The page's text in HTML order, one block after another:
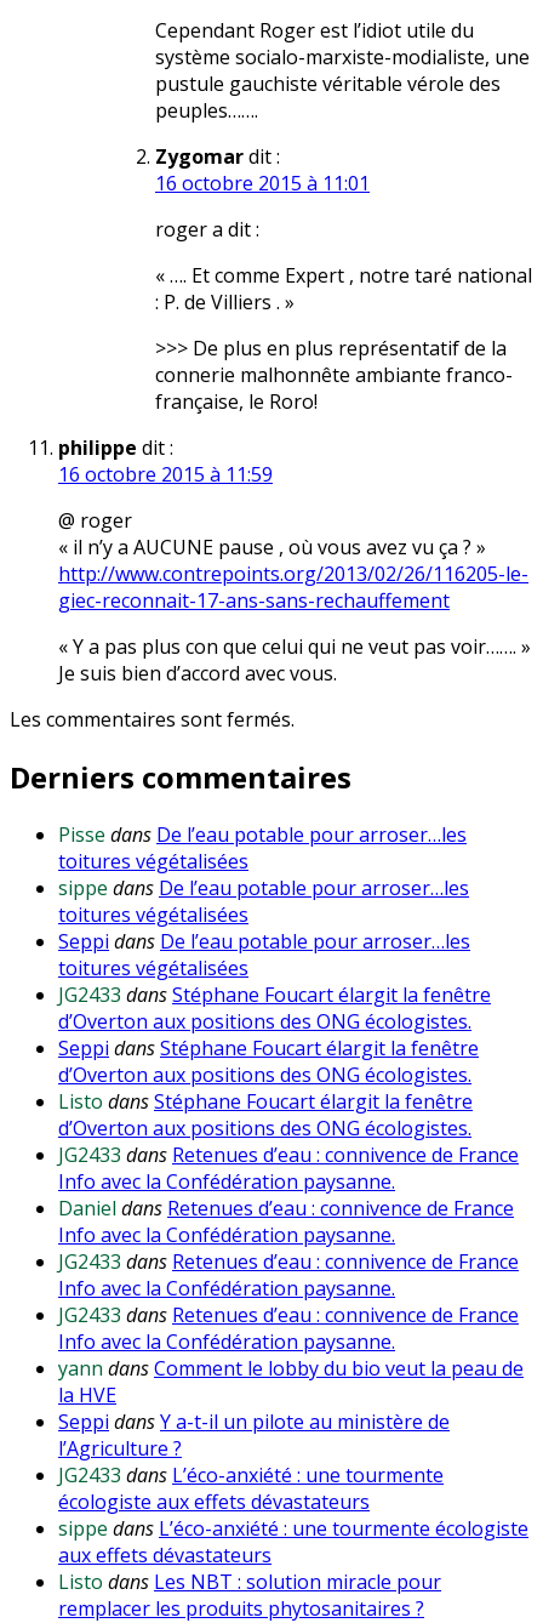
Cependant Roger est l’idiot utile du
système socialo-marxiste-modialiste, une
pustule gauchiste véritable vérole des
peuples…….
Zygomardit :
16 octobre 2015 à 11:01
roger a dit :
« …. Et comme Expert , notre taré national
: P. de Villiers . »
>>> De plus en plus représentatif de la
connerie malhonnête ambiante franco-
française, le Roro!
philippe dit :
16 octobre 2015 à 11:59
@ roger
« il n’y a AUCUNE pause , où vous avez vu ça ? »
http://www.contrepoints.org/2013/02/26/116205-le-
giec-reconnait-17-ans-sans-rechauffement
« Y a pas plus con que celui qui ne veut pas voir……. »
Je suis bien d’accord avec vous.
Les commentaires sont fermés.
Derniers commentaires
Pisse dans De l’eau potable pour arroser…les
toitures végétalisées
sippe dans De l’eau potable pour arroser…les
toitures végétalisées
Seppi dans De l’eau potable pour arroser…les
toitures végétalisées
JG2433 dansStéphane Foucart élargit la fenêtre
d’Overton aux positions des ONG écologistes.
Seppi dansStéphane Foucart élargit la fenêtre
d’Overton aux positions des ONG écologistes.
Listo dansStéphane Foucart élargit la fenêtre
d’Overton aux positions des ONG écologistes.
JG2433 dans Retenues d’eau : connivence de France
Info avec la Confédération paysanne.
Daniel dans Retenues d’eau : connivence de France
Info avec la Confédération paysanne.
JG2433 dans Retenues d’eau : connivence de France
Info avec la Confédération paysanne.
JG2433 dans Retenues d’eau : connivence de France
Info avec la Confédération paysanne.
yann dansComment le lobby du bio veut la peau de
la HVE
Seppi dansY a-t-il un pilote au ministère de
l’Agriculture ?
JG2433 dans L’éco-anxiété : une tourmente
écologiste aux effets dévastateurs
sippe dans L’éco-anxiété : une tourmente écologiste
aux effets dévastateurs
Listo dans Les NBT : solution miracle pour
remplacer les produits phytosanitaires ?